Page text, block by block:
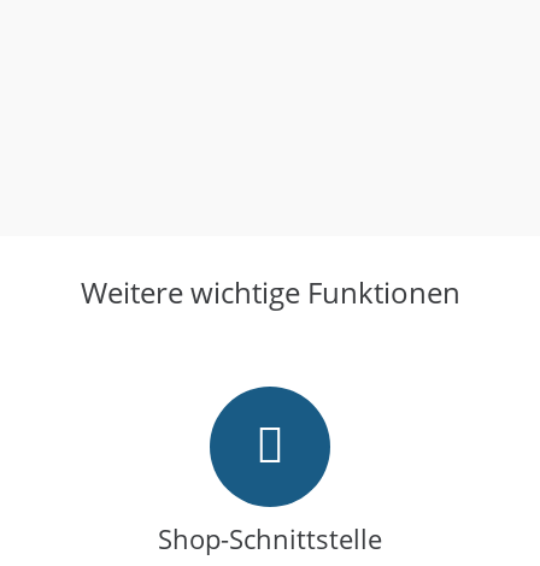
Weitere wichtige Funktionen
Shop-Schnittstelle